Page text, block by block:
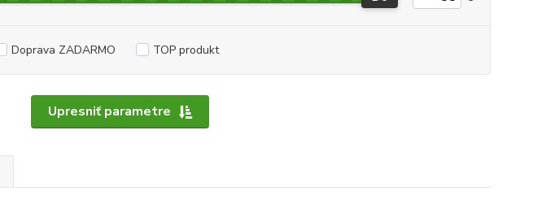
Upresniť parametre
Doprava ZADARMO TOP produkt